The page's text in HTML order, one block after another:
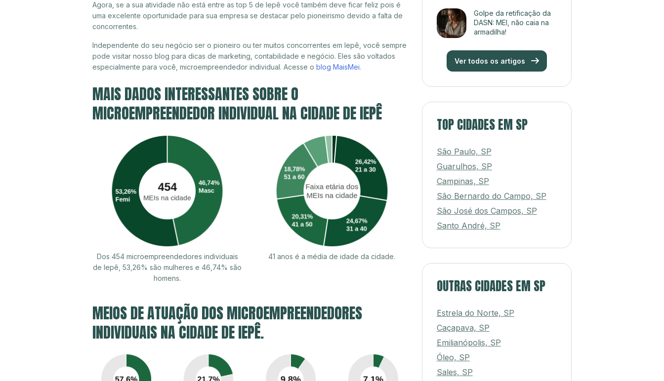
Agora, se a sua atividade não está entre as top 5 de Iepê você também deve ficar feliz pois é
uma excelente oportunidade para sua empresa se destacar pelo pioneirismo devido a falta de
concorrentes.
Independente do seu negócio ser o pioneiro ou ter muitos concorrentes em Iepê, você sempre
pode visitar nosso blog para dicas de marketing, contabilidade e negócio. Eles são voltados
especialmente para você, microempreendedor individual. Acesse o blog MaisMei.
MAIS DADOS INTERESSANTES SOBRE O
MICROEMPREENDEDOR INDIVIDUAL NA CIDADE DE IEPÊ
Dos 454 microempreendedores individuais
de Iepê, 53,26% são mulheres e 46,74% são
homens.
41 anos é a média de idade da cidade.
MEIOS DE ATUAÇÃO DOS MICROEMPREENDEDORES
INDIVIDUAIS NA CIDADE DE IEPÊ.
Golpe da retificação da
DASN: MEI, não caia na
armadilha!
Ver todos os artigos
TOP CIDADES EM SP
São Paulo, SP
Guarulhos, SP
Campinas, SP
São Bernardo do Campo, SP
São José dos Campos, SP
Santo André, SP
OUTRAS CIDADES EM SP
Estrela do Norte, SP
Caçapava, SP
Emilianópolis, SP
Óleo, SP
Sales, SP